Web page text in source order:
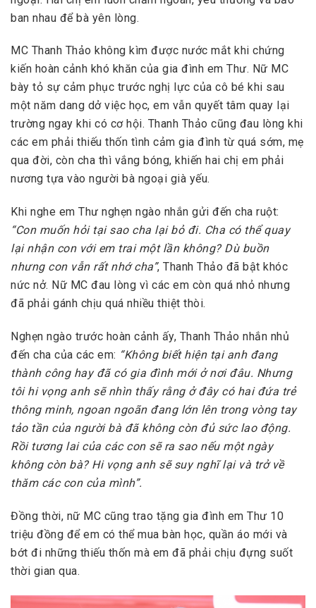
ban nhau để bà yên lòng.
MC Thanh Thảo không kìm được nước mắt khi chứng
kiến hoàn cảnh khó khăn của gia đình em Thư. Nữ MC
bày tỏ sự cảm phục trước nghị lực của cô bé khi sau
một năm dang dở việc học, em vẫn quyết tâm quay lại
trường ngay khi có cơ hội. Thanh Thảo cũng đau lòng khi
các em phải thiếu thốn tình cảm gia đình từ quá sớm, mẹ
qua đời, còn cha thì vắng bóng, khiến hai chị em phải
nương tựa vào người bà ngoại già yếu.
Khi nghe em Thư nghẹn ngào nhắn gửi đến cha ruột:
“Con muốn hỏi tại sao cha lại bỏ đi. Cha có thể quay
lại nhận con với em trai một lần không? Dù buồn
nhưng con vẫn rất nhớ cha”, Thanh Thảo đã bật khóc
nức nở. Nữ MC đau lòng vì các em còn quá nhỏ nhưng
đã phải gánh chịu quá nhiều thiệt thòi.
Nghẹn ngào trước hoàn cảnh ấy, Thanh Thảo nhắn nhủ
đến cha của các em: “Không biết hiện tại anh đang
thành công hay đã có gia đình mới ở nơi đâu. Nhưng
tôi hi vọng anh sẽ nhìn thấy rằng ở đây có hai đứa trẻ
thông minh, ngoan ngoãn đang lớn lên trong vòng tay
tảo tần của người bà đã không còn đủ sức lao động.
Rồi tương lai của các con sẽ ra sao nếu một ngày
không còn bà? Hi vọng anh sẽ suy nghĩ lại và trở về
thăm các con của mình”.
Đồng thời, nữ MC cũng trao tặng gia đình em Thư 10
triệu đồng để em có thể mua bàn học, quần áo mới và
bớt đi những thiếu thốn mà em đã phải chịu đựng suốt
thời gian qua.